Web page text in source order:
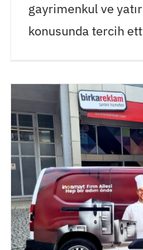
gayrimenkul ve
konusunda tercih